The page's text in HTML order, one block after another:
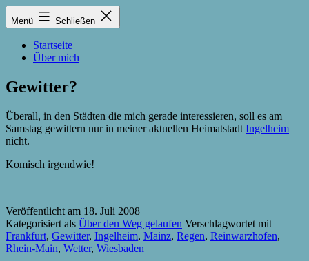
Zum
Inhalt
Lukas
Zintel-
Menü Schließen
Startseite
Über mich
Gewitter?
Überall, in den Städten die mich gerade interessieren, soll es am
Samstag gewittern nur in meiner aktuellen Heimatstadt Ingelheim
nicht.
Komisch irgendwie!
Veröffentlicht am 18. Juli 2008
Kategorisiert als Über den Weg gelaufen Verschlagwortet mit
Frankfurt, Gewitter, Ingelheim, Mainz, Regen, Reinwarzhofen,
Rhein-Main, Wetter, Wiesbaden